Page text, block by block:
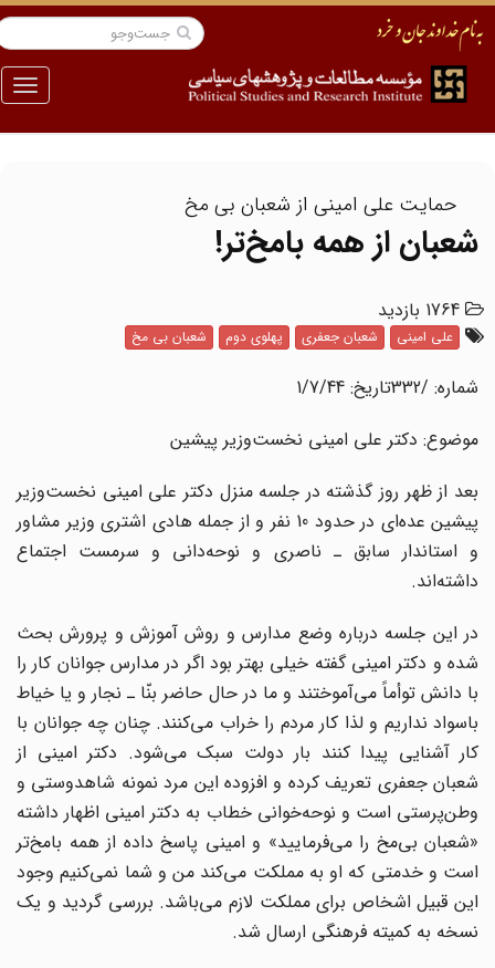
منو
حمایت علی امینی از شعبان بی مخ
شعبان از همه بامخ‌تر!
1764 بازدید
علی امینی شعبان جعفری پهلوی دوم شعبان بی مخ
شماره‌: /332تاریخ‌: 1/7/44
موضوع‌: دکتر علی امینی نخست‌وزیر پیشین
بعد از ظهر روز گذشته در جلسه منزل دکتر علی امینی نخست‌وزیر
پیشین عده‌ای در حدود 10 نفر و از جمله هادی اشتری وزیر مشاور
و استاندار سابق ـ ناصری و نوحه‌دانی و سرمست اجتماع
داشته‌اند.
در این جلسه درباره وضع مدارس و روش آموزش و پرورش بحث
شده و دکتر امینی گفته خیلی بهتر بود اگر در مدارس جوانان کار را
با دانش توأماً می‌آموختند و ما در حال حاضر بنّا ـ نجار و یا خیاط
باسواد نداریم و لذا کار مردم را خراب می‌کنند. چنان چه جوانان با
کار آشنایی پیدا کنند بار دولت سبک می‌شود. دکتر امینی از
شعبان جعفری تعریف کرده و افزوده این مرد نمونه شاهدوستی و
وطن‌پرستی است و نوحه‌خوانی خطاب به دکتر امینی اظهار داشته
«شعبان بی‌مخ را می‌فرمایید» و امینی پاسخ داده از همه بامخ‌تر
است و خدمتی که او به مملکت می‌کند من و شما نمی‌کنیم وجود
این قبیل اشخاص برای مملکت لازم می‌باشد. بررسی گردید و یک
نسخه به کمیته فرهنگی ارسال شد.